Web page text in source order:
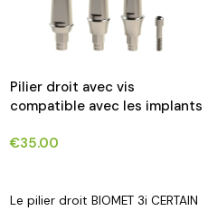
Pilier droit avec vis
compatible avec les implants
€35.00
Le pilier droit BIOMET 3i CERTAIN